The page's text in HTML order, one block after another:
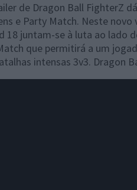
de Dragon Ball FighterZ
e Party Match. Neste novo
18 juntam-se à luta ao lado
que permitirá a um
intensas 3v3. Dragon